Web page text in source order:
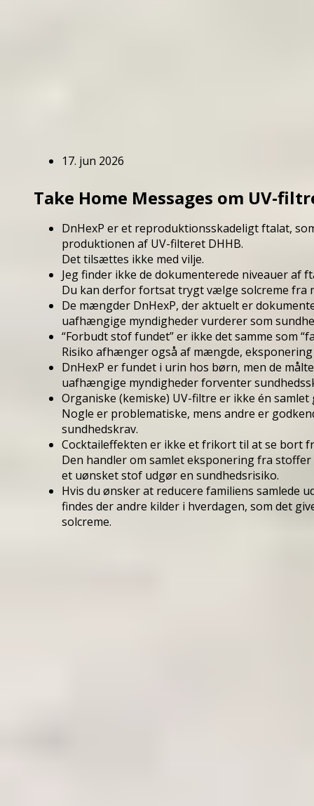
17. jun 2026
Take Home Messages om UV-
DnHexP er et reproduktionsskadeligt ftalat,
produktionen af UV-filteret DHHB.
Det tilsættes ikke med vilje.
Jeg finder ikke de dokumenterede niveauer af
Du kan derfor fortsat trygt vælge solcreme fra
De mængder DnHexP, der aktuelt er
uafhængige myndigheder vurderer som
“Forbudt stof fundet” er ikke det samme som
Risiko afhænger også af mængde,
DnHexP er fundet i urin hos børn, men de
uafhængige myndigheder forventer
Organiske (kemiske) UV-filtre er ikke én samlet
Nogle er problematiske, mens andre er
sundhedskrav.
Cocktaileffekten er ikke et frikort til at se bort
Den handler om samlet eksponering fra
et uønsket stof udgør en sundhedsrisiko.
Hvis du ønsker at reducere familiens
findes der andre kilder i hverdagen, som det
solcreme.